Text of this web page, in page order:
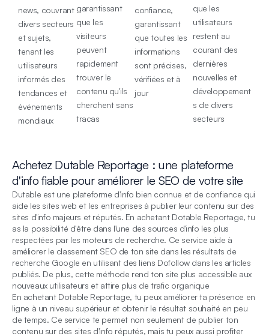
news, couvrant
divers secteurs
et sujets,
tenant les
utilisateurs
informés des
tendances et
événements
mondiaux
garantissant
que les
visiteurs
peuvent
rapidement
trouver le
contenu qu'ils
cherchent sans
tracas
confiance,
garantissant
que toutes les
informations
sont précises,
vérifiées et à
jour
que les
utilisateurs
restent au
courant des
dernières
nouvelles et
développement
s de divers
secteurs
Achetez Dutable Reportage : une plateforme
d'info fiable pour améliorer le SEO de votre site
Dutable est une plateforme d'info bien connue et de confiance qui
aide les sites web et les entreprises à publier leur contenu sur des
sites d'info majeurs et réputés. En achetant Dotable Reportage, tu
as la possibilité d'être dans l'une des sources d'info les plus
respectées par les moteurs de recherche. Ce service aide à
améliorer le classement SEO de ton site dans les résultats de
recherche Google en utilisant des liens Dofollow dans les articles
publiés. De plus, cette méthode rend ton site plus accessible aux
nouveaux utilisateurs et attire plus de trafic organique
En achetant Dotable Reportage, tu peux améliorer ta présence en
ligne à un niveau supérieur et obtenir le résultat souhaité en peu
de temps. Ce service te permet non seulement de publier ton
contenu sur des sites d'info réputés, mais tu peux aussi profiter